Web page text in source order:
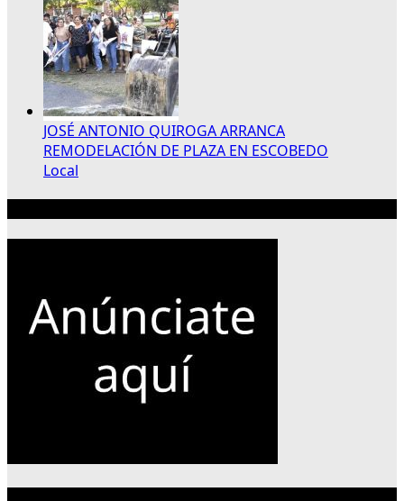
JOSÉ ANTONIO QUIROGA ARRANCA
REMODELACIÓN DE PLAZA EN ESCOBEDO
Local